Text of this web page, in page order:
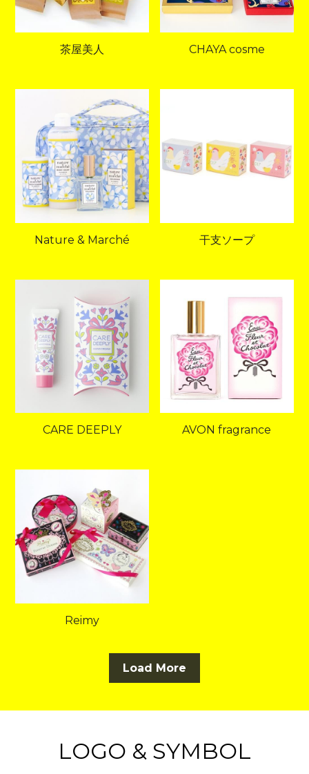
茶屋美人 CHAYA cosme
Nature & Marché 干支ソープ
CARE DEEPLY AVON fragrance
Reimy
Load More
LOGO & SYMBOL